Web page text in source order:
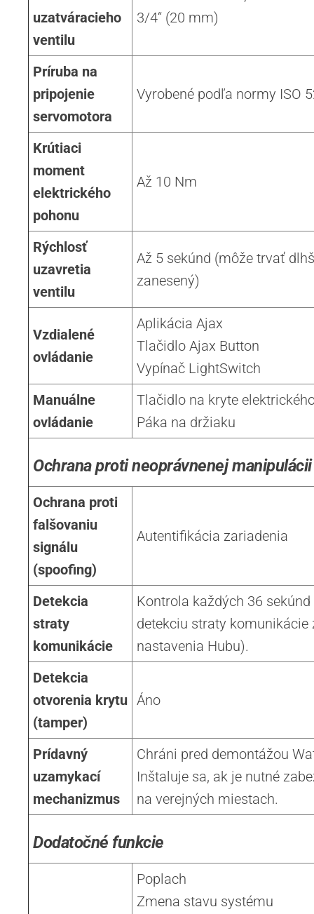
uzatváracieho
ventilu
3/4“ (20 mm)
Príruba na
pripojenie
servomotora
Vyrobené podľa normy ISO
Krútiaci
moment
elektrického
pohonu
Až 10 Nm
Rýchlosť
uzavretia
ventilu
Až 5 sekúnd (môže trvať
zanesený)
Vzdialené
ovládanie
Aplikácia Ajax
Tlačidlo Ajax Button
Vypínač LightSwitch
Manuálne
ovládanie
Tlačidlo na kryte
Páka na držiaku
Ochrana proti neoprávnenej manipulácii
Ochrana proti
falšovaniu
signálu
(spoofing)
Autentifikácia zariadenia
Detekcia
straty
komunikácie
Kontrola každých 36
detekciu straty komunikácie
nastavenia Hubu).
Detekcia
otvorenia krytu
(tamper)
Áno
Prídavný
uzamykací
mechanizmus
Chráni pred demontážou
Inštaluje sa, ak je nutné
na verejných miestach.
Dodatočné funkcie
Poplach
Zmena stavu systému